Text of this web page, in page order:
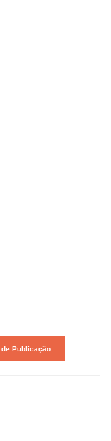
Publicação